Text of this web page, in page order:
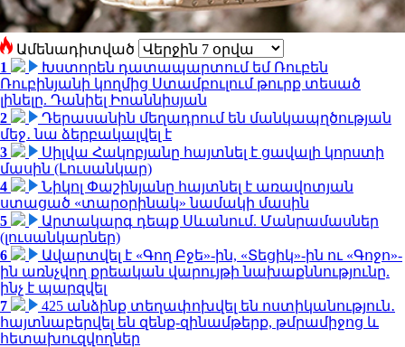
Ամենադիտված
1
Խստորեն դատապարտում եմ Ռուբեն
Ռուբինյանի կողմից Ստամբուլում թուրք տեսած
լինելը. Դանիել Իոաննիսյան
2
Դերասանին մեղադրում են մանկապղծության
մեջ․ նա ձերբակալվել է
3
Սիլվա Հակոբյանը հայտնել է ցավալի կորստի
մասին (Լուսանկար)
4
Նիկոլ Փաշինյանը հայտնել է առավոտյան
ստացած «տարօրինակ» նամակի մասին
5
Արտակարգ դեպք Սևանում. Մանրամասներ
(լուսանկարներ)
6
Ավարտվել է «Գող Բջե»-ին, «Տեցիկ»-ին ու «Գոջո»-
ին առնչվող քրեական վարույթի նախաքննությունը.
ինչ է պարզվել
7
425 անձինք տեղափոխվել են ոստիկանություն․
հայտնաբերվել են զենք-զինամթերք, թմրամիջոց և
հետախուզվողներ